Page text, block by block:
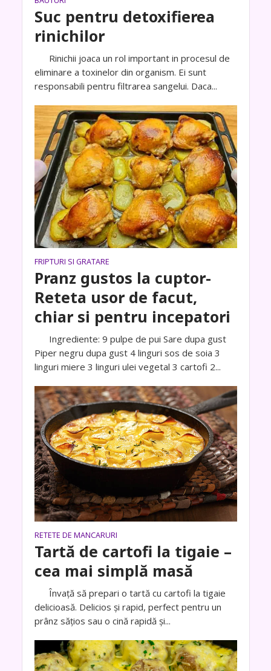
Suc pentru detoxifierea
rinichilor
Rinichii joaca un rol important in procesul de
eliminare a toxinelor din organism. Ei sunt
responsabili pentru filtrarea sangelui. Daca...
FRIPTURI SI GRATARE
Pranz gustos la cuptor-
Reteta usor de facut,
chiar si pentru incepatori
Ingrediente: 9 pulpe de pui Sare dupa gust
Piper negru dupa gust 4 linguri sos de soia 3
linguri miere 3 linguri ulei vegetal 3 cartofi 2...
RETETE DE MANCARURI
Tartă de cartofi la tigaie –
cea mai simplă masă
Învaţă să prepari o tartă cu cartofi la tigaie
delicioasă. Delicios și rapid, perfect pentru un
prânz sățios sau o cină rapidă și...